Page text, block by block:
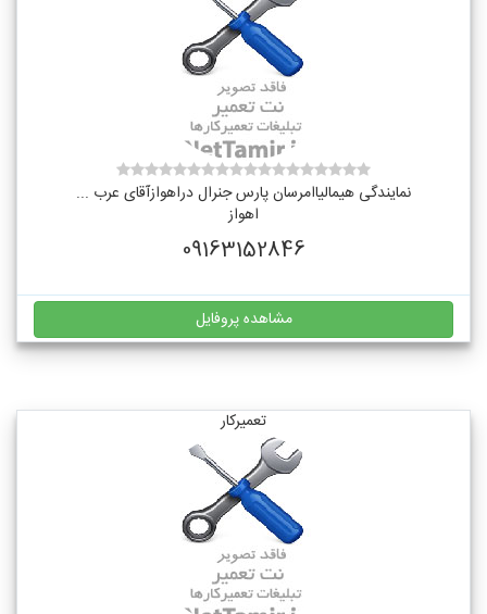
نمایندگی هیمالیاامرسان پارس جنرال دراهوازآقای عرب ...
اهواز
09163152846
مشاهده پروفایل
تعمیرکار